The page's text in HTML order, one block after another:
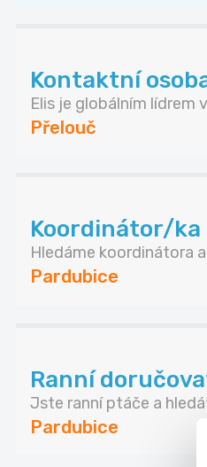
Kontaktní
Elis je globálním lídrem
Přelouč
Koordinátor/ka
Hledáme koordinátora
Pardubice
Ranní
Jste ranní ptáče a
Pardubice